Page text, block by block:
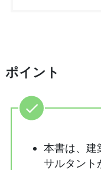
ポイント
本書は、建
サルタント